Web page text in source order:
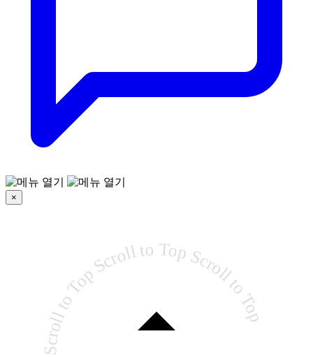
×
Scroll to Top Scroll to Top Scroll to Top